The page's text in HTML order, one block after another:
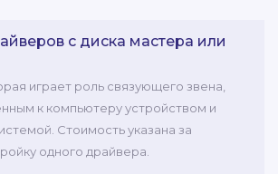
с диска мастера или
играет роль связующего звена,
к компьютеру устройством и
Стоимость указана за
одного драйвера.